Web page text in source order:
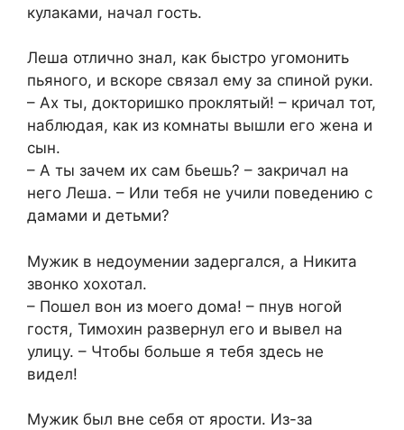
кулаками, начал гость.
Леша отлично знал, как быстро угомонить
пьяного, и вскоре связал ему за спиной руки.
– Ах ты, докторишко проклятый! – кричал тот,
наблюдая, как из комнаты вышли его жена и
сын.
– А ты зачем их сам бьешь? – закричал на
него Леша. – Или тебя не учили поведению с
дамами и детьми?
Мужик в недоумении задергался, а Никита
звонко хохотал.
– Пошел вон из моего дома! – пнув ногой
гостя, Тимохин развернул его и вывел на
улицу. – Чтобы больше я тебя здесь не
видел!
Мужик был вне себя от ярости. Из-за